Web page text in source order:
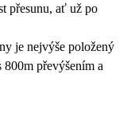
přesunu, ať už po
je nejvýše položený
800m převýšením a